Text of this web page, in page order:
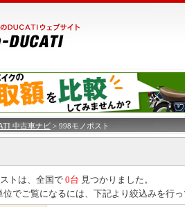
中古車ナビ > 998モノポスト
トは、全国で 0台 見つかりました。
位でご覧になるには、下記より絞込みを行